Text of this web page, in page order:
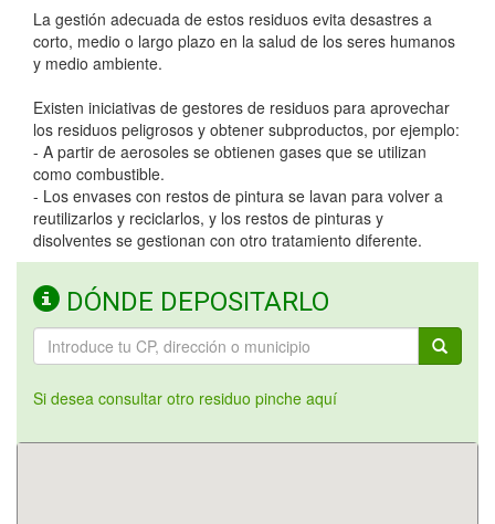
La gestión adecuada de estos residuos evita desastres a
corto, medio o largo plazo en la salud de los seres humanos
y medio ambiente.
Existen iniciativas de gestores de residuos para aprovechar
los residuos peligrosos y obtener subproductos, por ejemplo:
- A partir de aerosoles se obtienen gases que se utilizan
como combustible.
- Los envases con restos de pintura se lavan para volver a
reutilizarlos y reciclarlos, y los restos de pinturas y
disolventes se gestionan con otro tratamiento diferente.
DÓNDE DEPOSITARLO
Si desea consultar otro residuo pinche aquí